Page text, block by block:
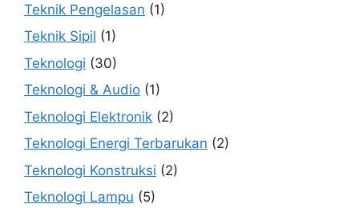
Teknik Pengelasan (1)
Teknik Sipil (1)
Teknologi (30)
Teknologi & Audio (1)
Teknologi Elektronik (2)
Teknologi Energi Terbarukan (2)
Teknologi Konstruksi (2)
Teknologi Lampu (5)